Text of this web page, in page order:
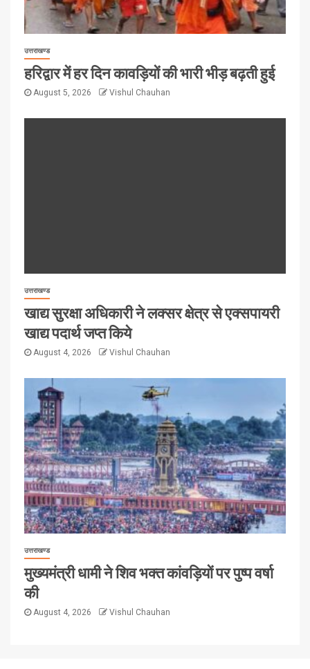
उत्तराखण्ड
हरिद्वार में हर दिन कावड़ियों की भारी भीड़ बढ़ती हुई
August 5, 2026 Vishul Chauhan
उत्तराखण्ड
खाद्य सुरक्षा अधिकारी ने लक्सर क्षेत्र से एक्सपायरी
खाद्य पदार्थ जप्त किये
August 4, 2026 Vishul Chauhan
उत्तराखण्ड
मुख्यमंत्री धामी ने शिव भक्त कांवड़ियों पर पुष्प वर्षा
की
August 4, 2026 Vishul Chauhan